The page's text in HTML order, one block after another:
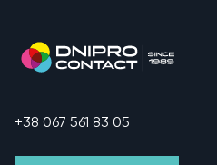
+38 067 561 83 05